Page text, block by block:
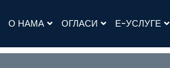
О НАМА ОГЛАСИ Е-УСЛУГЕ